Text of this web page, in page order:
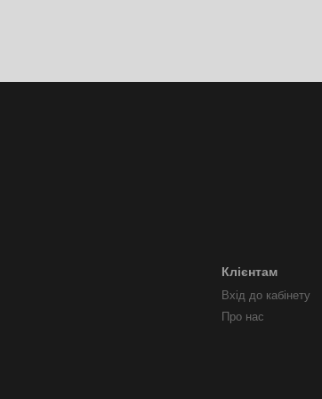
Клієнтам
Вхід до кабінету
Про нас